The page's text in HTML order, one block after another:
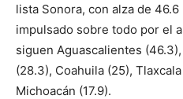
lista Sonora, con alza de
impulsado sobre todo por el
siguen Aguascalientes
(28.3), Coahuila (25),
Michoacán (17.9).